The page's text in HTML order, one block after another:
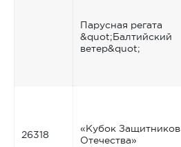
Парусная регата
&quot;Балтийский
ветер&quot;
26318
«Кубок Защитников
Отечества»